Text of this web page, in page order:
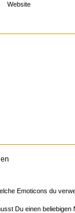
Website
Emoticons du
Du einen beliebigen